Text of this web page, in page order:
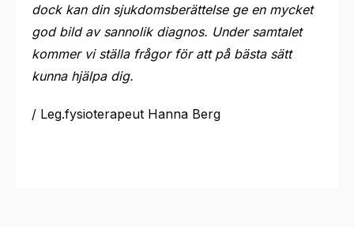
dock kan din sjukdomsberättelse ge en mycket
god bild av sannolik diagnos. Under samtalet
kommer vi ställa frågor för att på bästa sätt
kunna hjälpa dig.
/ Leg.fysioterapeut Hanna Berg